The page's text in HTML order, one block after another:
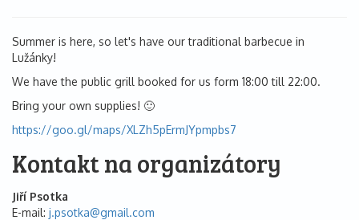
Summer is here, so let's have our traditional barbecue in
Lužánky!
We have the public grill booked for us form 18:00 till 22:00.
Bring your own supplies! 🙂
https://goo.gl/maps/XLZh5pErmJYpmpbs7
Kontakt na organizátory
Jiří Psotka
E-mail j.psotka@gmail.com